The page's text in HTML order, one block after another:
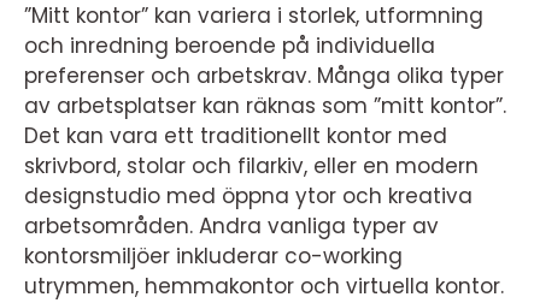
”Mitt kontor” kan variera i storlek, utformning
och inredning beroende på individuella
preferenser och arbetskrav. Många olika typer
av arbetsplatser kan räknas som ”mitt kontor”.
Det kan vara ett traditionellt kontor med
skrivbord, stolar och filarkiv, eller en modern
designstudio med öppna ytor och kreativa
arbetsområden. Andra vanliga typer av
kontorsmiljöer inkluderar co-working
utrymmen, hemmakontor och virtuella kontor.